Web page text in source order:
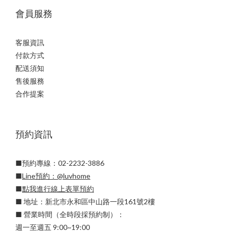
會員服務
客服資訊
付款方式
配送須知
售後服務
合作提案
預約資訊
■預約專線：02-2232-3886
■Line預約： @luvhome
■點我進行線上表單預約
■ 地址：新北市永和區中山路一段161號2樓
■ 營業時間（全時段採預約制）：
週一至週五 9:00~19:00